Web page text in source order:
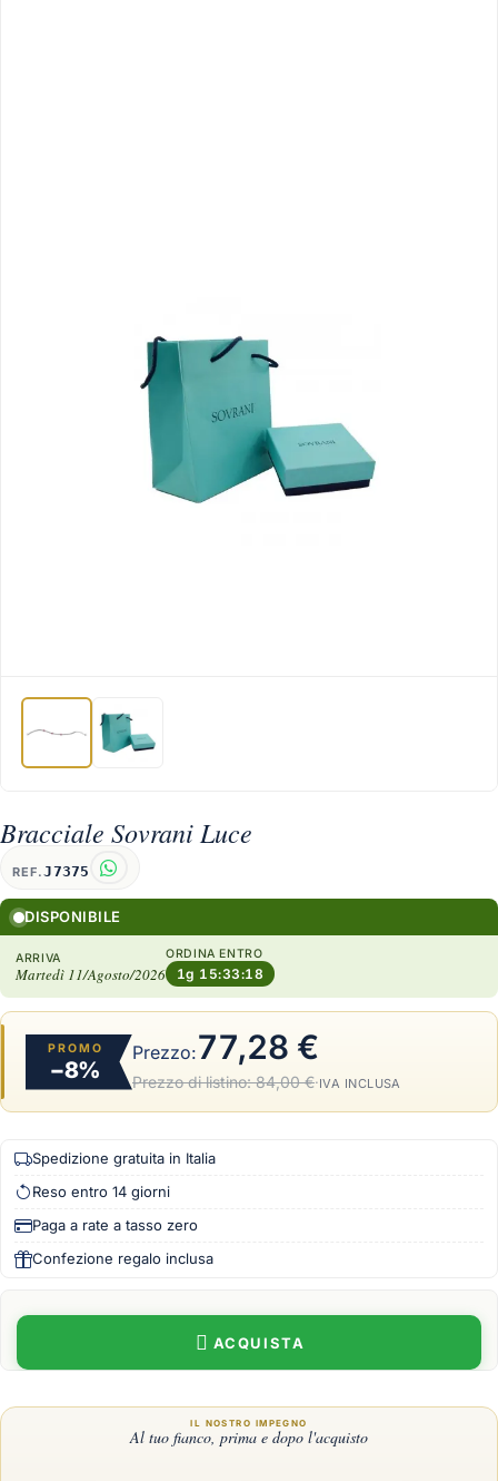
Bracciale Sovrani Luce
REF.J7375
DISPONIBILE
ARRIVA
Martedì 11/Agosto/2026
ORDINA ENTRO
1g 15:33:17
PROMO
−8%
Prezzo:77,28 €
Prezzo di listino:84,00 €·IVA INCLUSA
Spedizione gratuita in Italia
Reso entro 14 giorni
Paga a rate a tasso zero
Confezione regalo inclusa
ACQUISTA